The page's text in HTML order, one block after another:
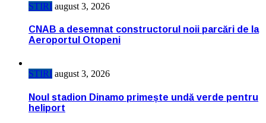
STIRI august 3, 2026
CNAB a desemnat constructorul noii parcări de la
Aeroportul Otopeni
STIRI august 3, 2026
Noul stadion Dinamo primește undă verde pentru
heliport